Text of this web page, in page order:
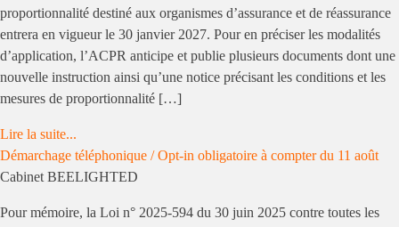
proportionnalité destiné aux organismes d’assurance et de réassurance
entrera en vigueur le 30 janvier 2027. Pour en préciser les modalités
d’application, l’ACPR anticipe et publie plusieurs documents dont une
nouvelle instruction ainsi qu’une notice précisant les conditions et les
mesures de proportionnalité […]
Lire la suite...
Démarchage téléphonique / Opt-in obligatoire à compter du 11 août
Cabinet BEELIGHTED
Pour mémoire, la Loi n° 2025-594 du 30 juin 2025 contre toutes les